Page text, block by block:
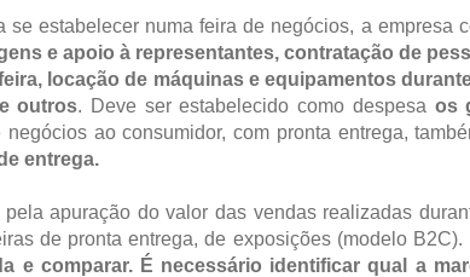
se estabelecer numa feira de negócios, a empresa
e apoio à representantes, contratação de
locação de máquinas e equipamentos
outros. Deve ser estabelecido como despesa os
ao consumidor, com pronta entrega,
entrega.
apuração do valor das vendas realizadas
de pronta entrega, de exposições (modelo B2C).
e comparar. É necessário identificar qual a